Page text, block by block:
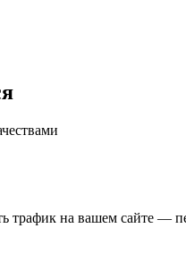
на вашем сайте —